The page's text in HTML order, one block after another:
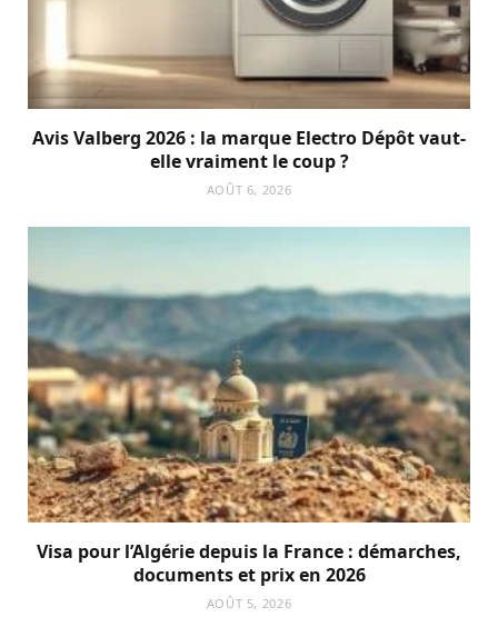
Avis Valberg 2026 : la marque Electro Dépôt vaut-
elle vraiment le coup ?
AOÛT 6, 2026
Visa pour l’Algérie depuis la France : démarches,
documents et prix en 2026
AOÛT 5, 2026